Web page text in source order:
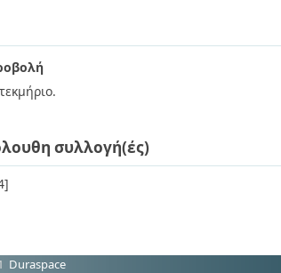
συλλογή(ές)
Duraspace